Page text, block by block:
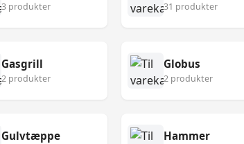
3 produkter 31 produkter
Gasgrill
2 produkter
Globus
2 produkter
Gulvtæppe Hammer